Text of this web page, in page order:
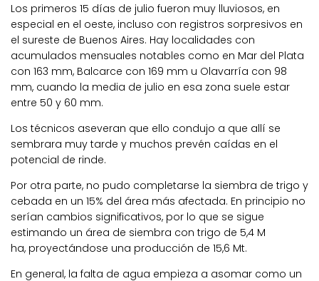
Los primeros 15 días de julio fueron muy lluviosos, en
especial en el oeste, incluso con registros sorpresivos en
el sureste de Buenos Aires. Hay localidades con
acumulados mensuales notables como en Mar del Plata
con 163 mm, Balcarce con 169 mm u Olavarría con 98
mm, cuando la media de julio en esa zona suele estar
entre 50 y 60 mm.
Los técnicos aseveran que ello condujo a que allí se
sembrara muy tarde y muchos prevén caídas en el
potencial de rinde.
Por otra parte, no pudo completarse la siembra de trigo y
cebada en un 15% del área más afectada. En principio no
serían cambios significativos, por lo que se sigue
estimando un área de siembra con trigo de 5,4 M
ha, proyectándose una producción de 15,6 Mt.
En general, la falta de agua empieza a asomar como un